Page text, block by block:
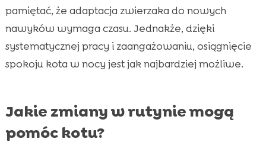
pamiętać, że adaptacja zwierzaka do nowych
nawyków wymaga czasu. Jednakże, dzięki
systematycznej pracy i zaangażowaniu, osiągnięcie
spokoju kota w nocy jest jak najbardziej możliwe.
Jakie zmiany w rutynie mogą
pomóc kotu?